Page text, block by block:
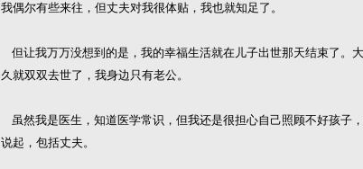
我偶尔有些来往，但丈夫对我很体贴，我也就知足了。
但让我万万没想到的是，我的幸福生活就在儿子出世那天结束了。
久就双双去世了，我身边只有老公。
虽然我是医生，知道医学常识，但我还是很担心自己照顾不好孩子
说起，包括丈夫。